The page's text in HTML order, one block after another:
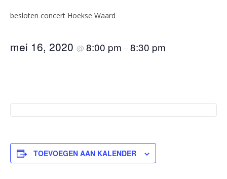
besloten concert Hoekse Waard
mei 16, 2020 @ 8:00 pm –8:30 pm
TOEVOEGEN AAN KALENDER